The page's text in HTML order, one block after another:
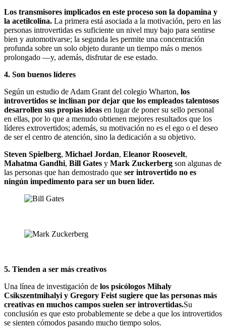
Los transmisores implicados en este proceso son la dopamina y
la acetilcolina. La primera está asociada a la motivación, pero en las
personas introvertidas es suficiente un nivel muy bajo para sentirse
bien y automotivarse; la segunda les permite una concentración
profunda sobre un solo objeto durante un tiempo más o menos
prolongado —y, además, disfrutar de ese estado.
4. Son buenos líderes
Según un estudio de Adam Grant del colegio Wharton, los
introvertidos se inclinan por dejar que los empleados talentosos
desarrollen sus propias ideas en lugar de poner su sello personal
en ellas, por lo que a menudo obtienen mejores resultados que los
líderes extrovertidos; además, su motivación no es el ego o el deseo
de ser el centro de atención, sino la dedicación a su objetivo.
Steven Spielberg, Michael Jordan, Eleanor Roosevelt,
Mahatma Gandhi, Bill Gates y Mark Zuckerberg son algunas de
las personas que han demostrado que ser introvertido no es
ningún impedimento para ser un buen líder.
5. Tienden a ser más creativos
Una línea de investigación de los psicólogos Mihaly
Csikszentmihalyi y Gregory Feist sugiere que las personas más
creativas en muchos campos suelen ser introvertidas.Su
conclusión es que esto probablemente se debe a que los introvertidos
se sienten cómodos pasando mucho tiempo solos.